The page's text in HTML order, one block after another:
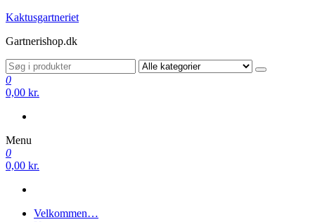
Videre
indhold
Kaktusgartneriet
Gartnerishop.dk
0
0,00 kr.
Menu
0
0,00 kr.
Velkommen…